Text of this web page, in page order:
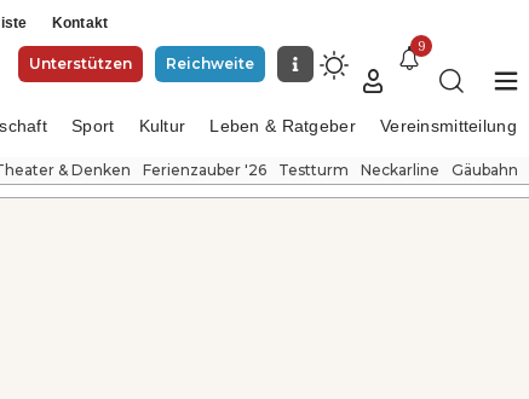
Kontakt
Unterstützen Reichweite
9
Sport Kultur Leben & Ratgeber Vereinsmitteilung
& Denken Ferienzauber '26 Testturm Neckarline Gäubahn